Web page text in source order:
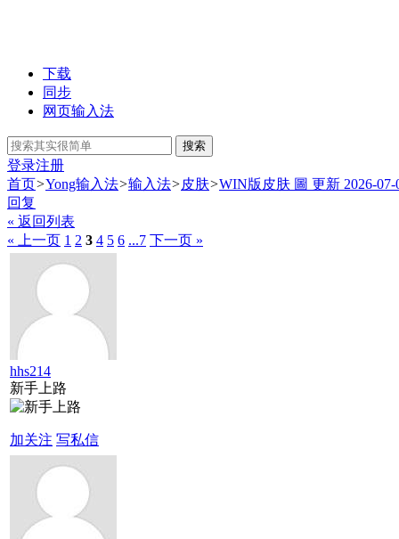
下载
同步
网页输入法
搜索
登录注册
首页>Yong输入法>输入法>皮肤>WIN版皮肤 圖 更新 2026-07-
回复
« 返回列表
« 上一页 1 2 3 4 5 6 ...7 下一页 »
hhs214
新手上路
加关注 写私信